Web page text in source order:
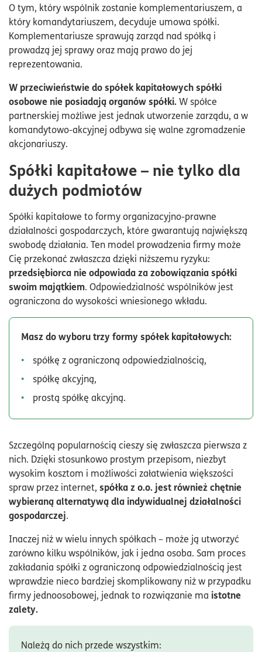
O tym, który wspólnik zostanie komplementariuszem, a
który komandytariuszem, decyduje umowa spółki.
Komplementariusze sprawują zarząd nad spółką i
prowadzą jej sprawy oraz mają prawo do jej
reprezentowania.
W przeciwieństwie do spółek kapitałowych spółki
osobowe nie posiadają organów spółki.W spółce
partnerskiej możliwe jest jednak utworzenie zarządu, a w
komandytowo-akcyjnej odbywa się walne zgromadzenie
akcjonariuszy.
Spółki kapitałowe – nie tylko dla
dużych podmiotów
Spółki kapitałowe to formy organizacyjno-prawne
działalności gospodarczych, które gwarantują największą
swobodę działania. Ten model prowadzenia firmy może
Cię przekonać zwłaszcza dzięki niższemu ryzyku:
przedsiębiorca nie odpowiada za zobowiązania spółki
swoim majątkiem. Odpowiedzialność wspólników jest
ograniczona do wysokości wniesionego wkładu.
Masz do wyboru trzy formy spółek kapitałowych:
spółkę z ograniczoną odpowiedzialnością,
spółkę akcyjną,
prostą spółkę akcyjną.
Szczególną popularnością cieszy się zwłaszcza pierwsza z
nich. Dzięki stosunkowo prostym przepisom, niezbyt
wysokim kosztom i możliwości załatwienia większości
spraw przez internet, spółka z o.o. jest również chętnie
wybieraną alternatywą dla indywidualnej działalności
gospodarczej.
Inaczej niż w wielu innych spółkach – może ją utworzyć
zarówno kilku wspólników, jak i jedna osoba. Sam proces
zakładania spółki z ograniczoną odpowiedzialnością jest
wprawdzie nieco bardziej skomplikowany niż w przypadku
firmy jednoosobowej, jednak to rozwiązanie ma istotne
zalety.
Należą do nich przede wszystkim: